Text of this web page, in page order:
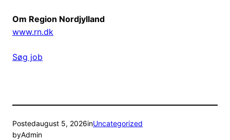
Om Region Nordjylland
www.rn.dk
Søg job
Postedaugust 5, 2026inUncategorized
byAdmin